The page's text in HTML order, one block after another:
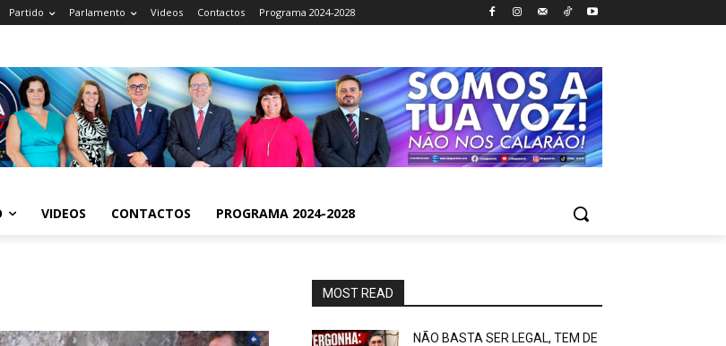
Partido Parlamento Videos Contactos Programa 2024-2028
VIDEOS CONTACTOS PROGRAMA 2024-2028
MOST READ
NÃO BASTA SER LEGAL, TEM DE